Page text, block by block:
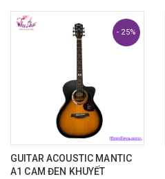
- 25%
GUITAR ACOUSTIC MANTIC
A1 CAM ĐEN KHUYẾT